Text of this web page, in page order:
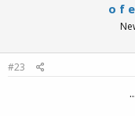
o f
#23